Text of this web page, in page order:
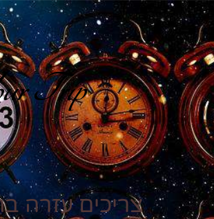
Trip
צריכים עזרה